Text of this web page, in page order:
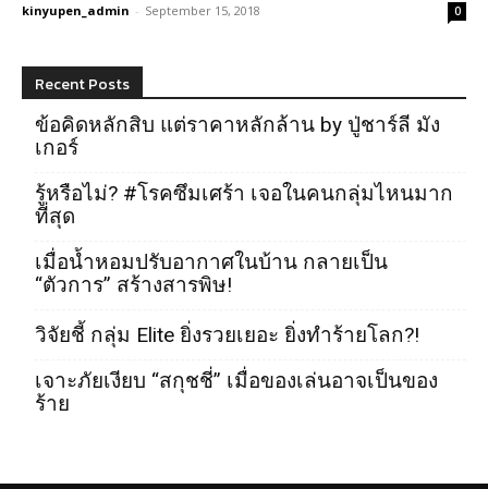
kinyupen_admin - September 15, 2018 0
Recent Posts
ข้อคิดหลักสิบ แต่ราคาหลักล้าน by ปู่ชาร์ลี มัง
เกอร์
รู้หรือไม่? #โรคซึมเศร้า เจอในคนกลุ่มไหนมาก
ที่สุด
เมื่อน้ำหอมปรับอากาศในบ้าน กลายเป็น
“ตัวการ” สร้างสารพิษ!
วิจัยชี้ กลุ่ม Elite ยิ่งรวยเยอะ ยิ่งทำร้ายโลก?!
เจาะภัยเงียบ “สกุชชี่” เมื่อของเล่นอาจเป็นของ
ร้าย